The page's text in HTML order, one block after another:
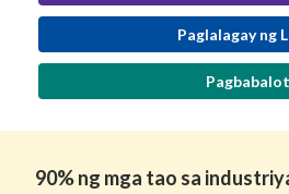
Paglalagay ng
Pagbabalot
90% ng mga tao sa